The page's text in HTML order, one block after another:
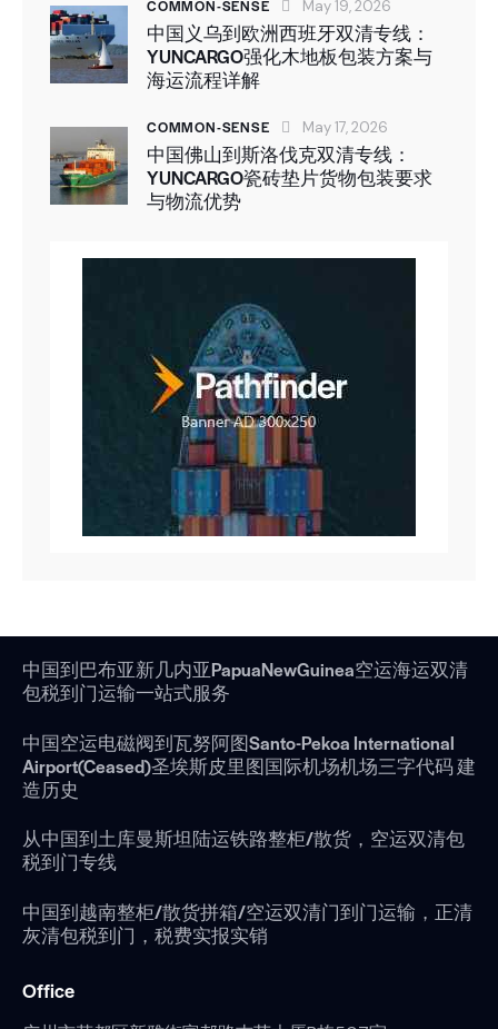
COMMON-SENSE May 19, 2026
中国义乌到欧洲西班牙双清专线：
YUNCARGO强化木地板包装方案与
海运流程详解
COMMON-SENSE May 17, 2026
中国佛山到斯洛伐克双清专线：
YUNCARGO瓷砖垫片货物包装要求
与物流优势
中国到巴布亚新几内亚PapuaNewGuinea空运海运双清
包税到门运输一站式服务
中国空运电磁阀到瓦努阿图Santo-Pekoa International
Airport(Ceased)圣埃斯皮里图国际机场机场三字代码 建
造历史
从中国到土库曼斯坦陆运铁路整柜/散货，空运双清包
税到门专线
中国到越南整柜/散货拼箱/空运双清门到门运输，正清
灰清包税到门，税费实报实销
Office